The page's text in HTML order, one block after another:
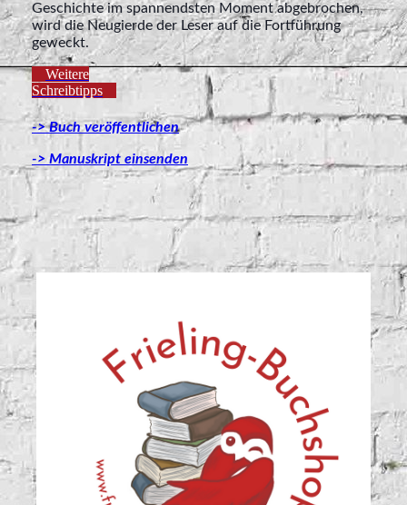
Geschichte im spannendsten Moment abgebrochen,
wird die Neugierde der Leser auf die Fortführung
geweckt.
Weitere
Schreibtipps
-> Buch veröffentlichen
-> Manuskript einsenden